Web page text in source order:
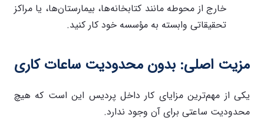
خارج از محوطه مانند کتابخانه‌ها، بیمارستان‌ها، یا مراکز
تحقیقاتی وابسته به مؤسسه خود کار کنید.
مزیت اصلی: بدون محدودیت ساعات کاری
یکی از مهم‌ترین مزایای کار داخل پردیس این است که هیچ
محدودیت ساعتی برای آن وجود ندارد.